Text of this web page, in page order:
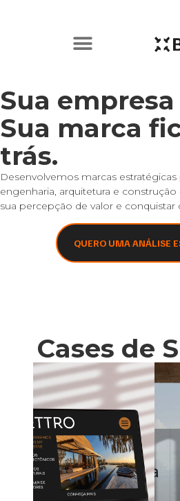
Sua
Sua marca
trás.
Desenvolvemos marcas
engenharia, arquitetura e
sua percepção de valor e conquistar
QUERO UMA ANÁLISE
Cases de